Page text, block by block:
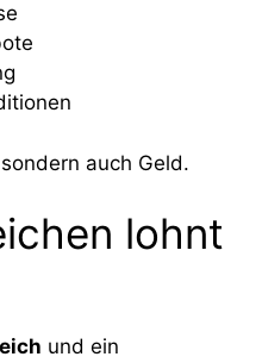
auch Geld.
lohnt
und ein